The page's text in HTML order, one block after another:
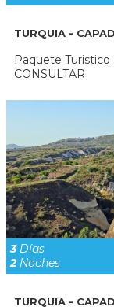
TURQUIA -
Paquete Turistico
CONSULTAR
3Días
2Noches
TURQUIA -